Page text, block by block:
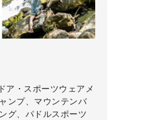
・スポーツウェアメ
ンプ、マウンテンバ
グ、パドルスポーツ